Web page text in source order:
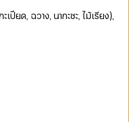
ปียด, ฉวาง, นากะชะ, ไม้เรียง),